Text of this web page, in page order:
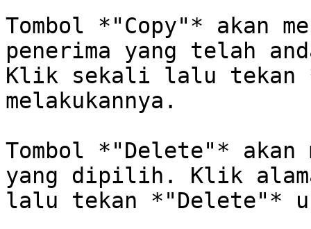
Tombol *"Copy"* akan
penerima yang telah
Klik sekali lalu tekan
melakukannya.
Tombol *"Delete"* akan
yang dipilih. Klik
lalu tekan *"Delete"*